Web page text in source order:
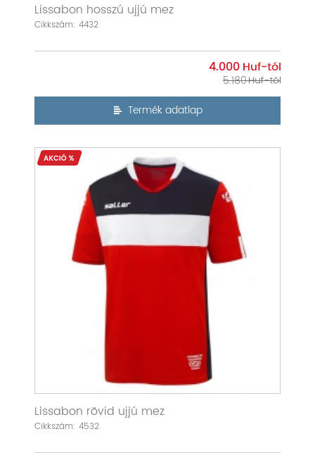
Lissabon hosszú ujjú mez
Cikkszám: 4432
4.000
5.180
Termék adatlap
Lissabon rövid ujjú mez
Cikkszám: 4532